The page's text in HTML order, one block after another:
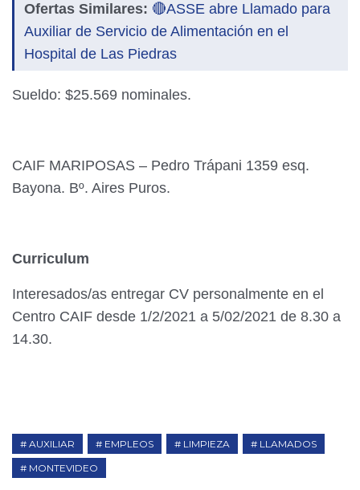
Ofertas Similares: 🔴ASSE abre Llamado para
Auxiliar de Servicio de Alimentación en el
Hospital de Las Piedras
Sueldo: $25.569 nominales.
CAIF MARIPOSAS – Pedro Trápani 1359 esq.
Bayona. Bº. Aires Puros.
Curriculum
Interesados/as entregar CV personalmente en el
Centro CAIF desde 1/2/2021 a 5/02/2021 de 8.30 a
14.30.
AUXILIAR EMPLEOS LIMPIEZA
LLAMADOS
MONTEVIDEO